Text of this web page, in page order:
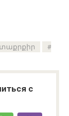
с